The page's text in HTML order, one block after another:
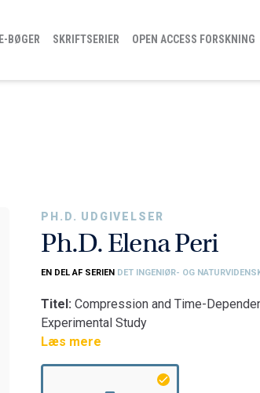
E-BØGER SKRIFTSERIER OPEN ACCESS FORSKNING
PH.D. UDGIVELSER
Ph.D. Elena Peri
EN DEL AF SERIEN DET INGENIØR- OG
Titel:Compression and Time-
Experimental Study
Fakultet:Det Ingeniør- og
Institut:Institut for Byggeri, By og Miljø
Læs mere